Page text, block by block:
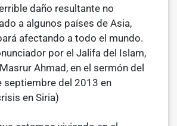
daño resultante no
a algunos países de Asia,
afectando a todo el mundo.
por el Jalifa del Islam,
Ahmad, en el sermón del
septiembre del 2013 en
en Siria)